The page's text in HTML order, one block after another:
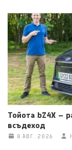
Тойота bZ4X –
всъдеход
8 АВГ. 2026